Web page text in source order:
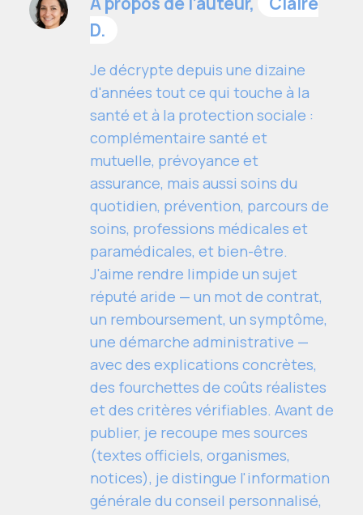
D.
Je décrypte depuis une dizaine
d'années tout ce qui touche à la
santé et à la protection sociale :
complémentaire santé et
mutuelle, prévoyance et
assurance, mais aussi soins du
quotidien, prévention, parcours de
soins, professions médicales et
paramédicales, et bien-être.
J'aime rendre limpide un sujet
réputé aride — un mot de contrat,
un remboursement, un symptôme,
une démarche administrative —
avec des explications concrètes,
des fourchettes de coûts réalistes
et des critères vérifiables. Avant de
publier, je recoupe mes sources
(textes officiels, organismes,
notices), je distingue l'information
générale du conseil personnalisé,